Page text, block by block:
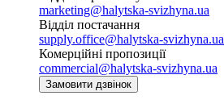
marketing@halytska-svizhyna.ua
Відділ постачання
supply.office@halytska-svizhyna.ua
Комерційні пропозиції
commercial@halytska-svizhyna.ua
Замовити дзвінок